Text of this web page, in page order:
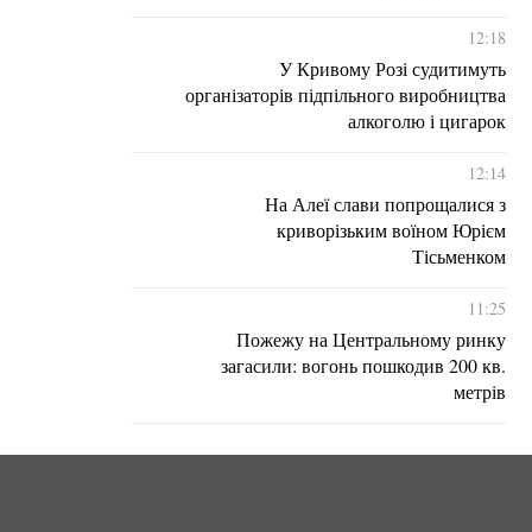
12:18
У Кривому Розі судитимуть
організаторів підпільного виробництва
алкоголю і цигарок
12:14
На Алеї слави попрощалися з
криворізьким воїном Юрієм
Тісьменком
11:25
Пожежу на Центральному ринку
загасили: вогонь пошкодив 200 кв.
метрів